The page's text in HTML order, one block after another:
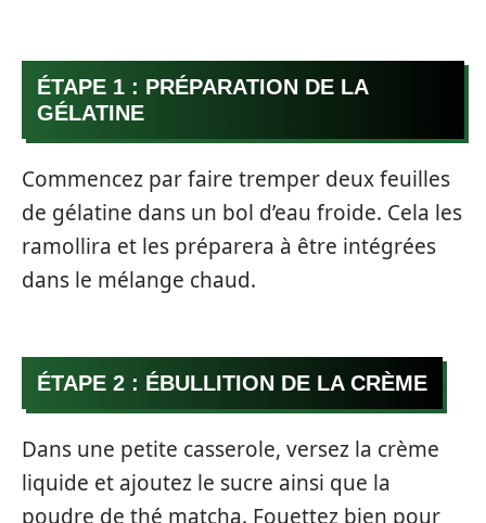
ÉTAPE 1 : PRÉPARATION DE LA
GÉLATINE
Commencez par faire tremper deux feuilles
de gélatine dans un bol d’eau froide. Cela les
ramollira et les préparera à être intégrées
dans le mélange chaud.
ÉTAPE 2 : ÉBULLITION DE LA CRÈME
Dans une petite casserole, versez la crème
liquide et ajoutez le sucre ainsi que la
poudre de thé matcha. Fouettez bien pour